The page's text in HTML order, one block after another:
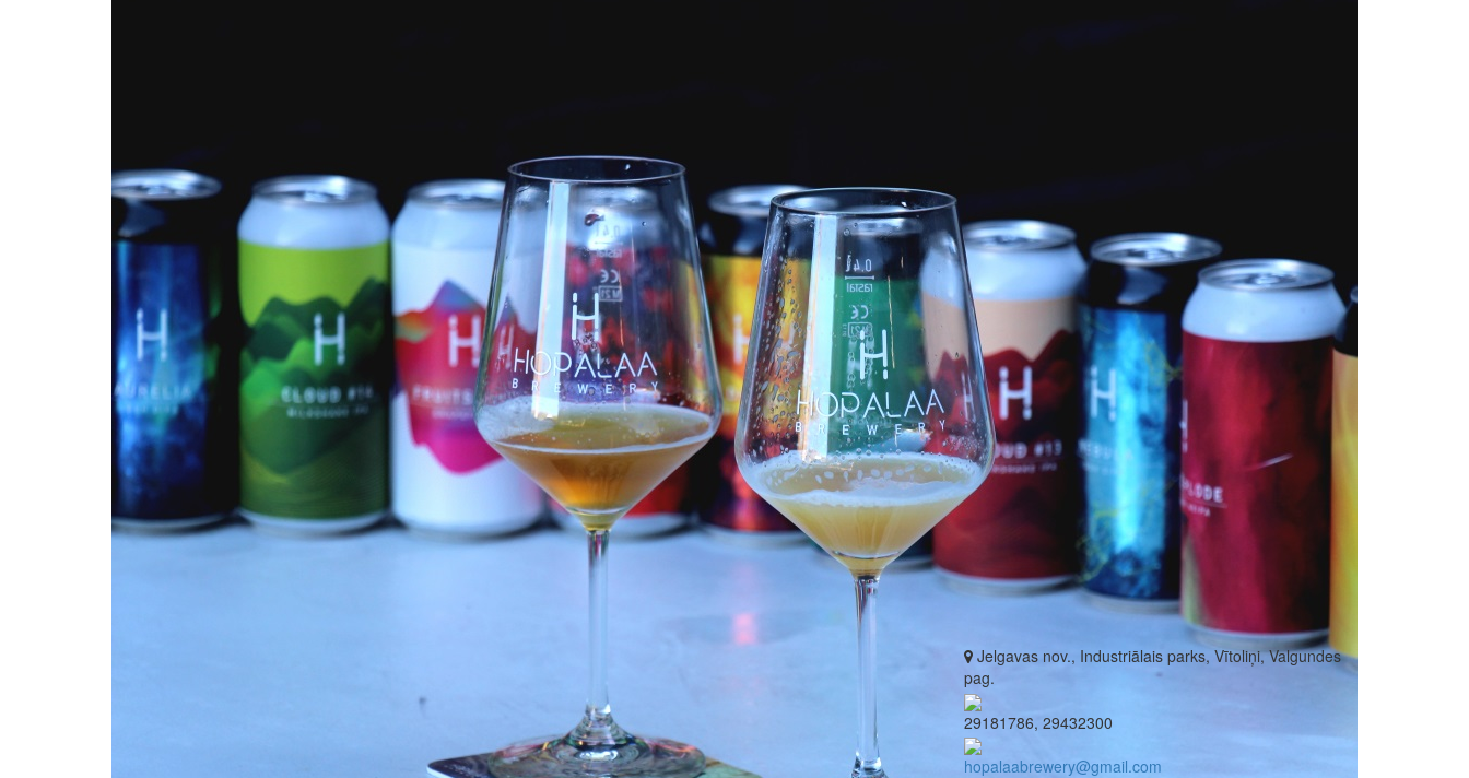
Jelgavas nov., Industriālais parks, Vītoliņi, Valgundes
pag.
29181786, 29432300
hopalaabrewery@gmail.com